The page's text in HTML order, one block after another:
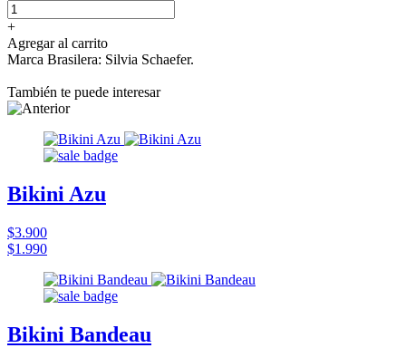
+
Agregar al carrito
Marca Brasilera: Silvia Schaefer.
También te puede interesar
Bikini Azu
$3.900
$1.990
Bikini Bandeau